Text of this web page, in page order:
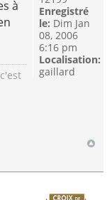
à
Enregistré
le: Dim Jan
08, 2006
6:16 pm
Localisation:
gaillard